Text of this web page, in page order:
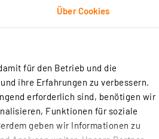
Über Cookies
für den Betrieb und die
ihre Erfahrungen zu verbessern.
erforderlich sind, benötigen wir
Funktionen für soziale
geben wir Informationen zu